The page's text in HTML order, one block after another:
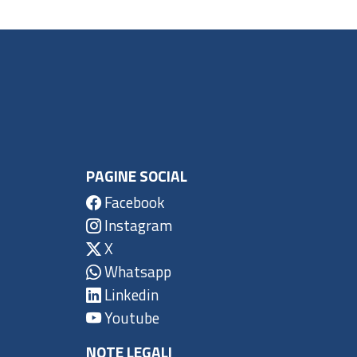
PAGINE SOCIAL
Facebook
Instagram
X
Whatsapp
Linkedin
Youtube
NOTE LEGALI